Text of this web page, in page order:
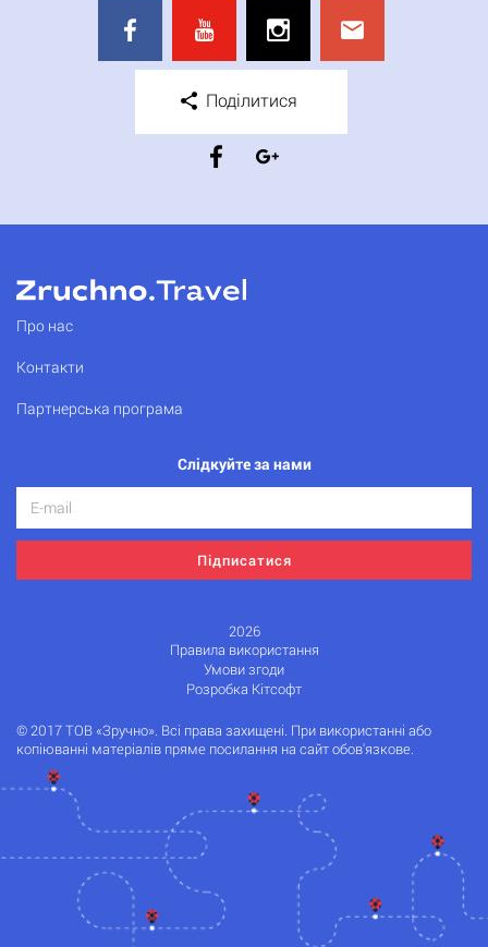
Поділитися
Про нас
Контакти
Партнерська програма
Слідкуйте за нами
Підписатися
2026
Правила використання
Умови згоди
Розробка Кітсофт
© 2017 ТОВ «Зручно». Всі права захищені. При використанні або
копіюванні матеріалів пряме посилання на сайт обов'язкове.